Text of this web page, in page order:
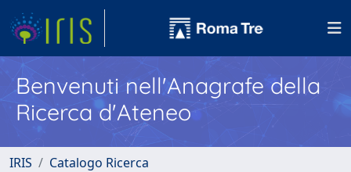
Benvenuti nell'Anagrafe della
Ricerca d'Ateneo
IRIS
Catalogo Ricerca